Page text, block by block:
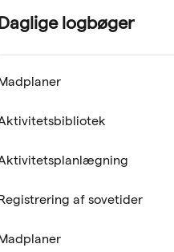
logbøger
af sovetider